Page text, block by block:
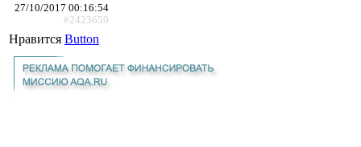
27/10/2017 00:16:54
#2423659
Нравится Button